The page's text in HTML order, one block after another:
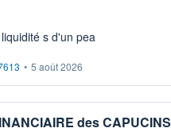
s d'un pea
• 5 août 2026
des CAPUCINS